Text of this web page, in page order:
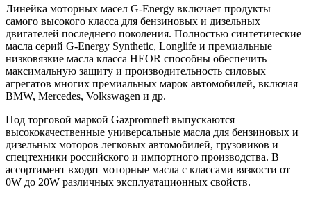
Линейка моторных масел G-Energy включает продукты
самого высокого класса для бензиновых и дизельных
двигателей последнего поколения. Полностью синтетические
масла серий G-Energy Synthetic, Longlife и премиальные
низковязкие масла класса HEOR способны обеспечить
максимальную защиту и производительность силовых
агрегатов многих премиальных марок автомобилей, включая
BMW, Mercedes, Volkswagen и др.
Под торговой маркой Gazpromneft выпускаются
высококачественные универсальные масла для бензиновых и
дизельных моторов легковых автомобилей, грузовиков и
спецтехники российского и импортного производства. В
ассортимент входят моторные масла с классами вязкости от
0W до 20W различных эксплуатационных свойств.